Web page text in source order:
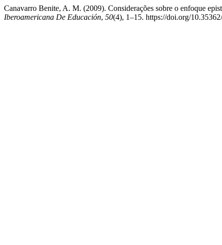
Canavarro Benite, A. M. (2009). Considerações sobre o enfoque
Iberoamericana De Educación, 50(4), 1–15. https://doi.org/